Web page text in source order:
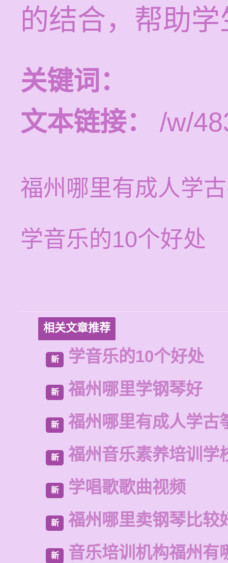
的结合，帮助
关键词：
文本链接：
/w/
福州哪里有成人学
学音乐的10个好处
相关文章推荐
新 学音乐的10个好处
新 福州哪里学钢琴好
新 福州哪里有成人学古
新 福州音乐素养培训学
新 学唱歌歌曲视频
新 福州哪里卖钢琴比较
新 音乐培训机构福州有